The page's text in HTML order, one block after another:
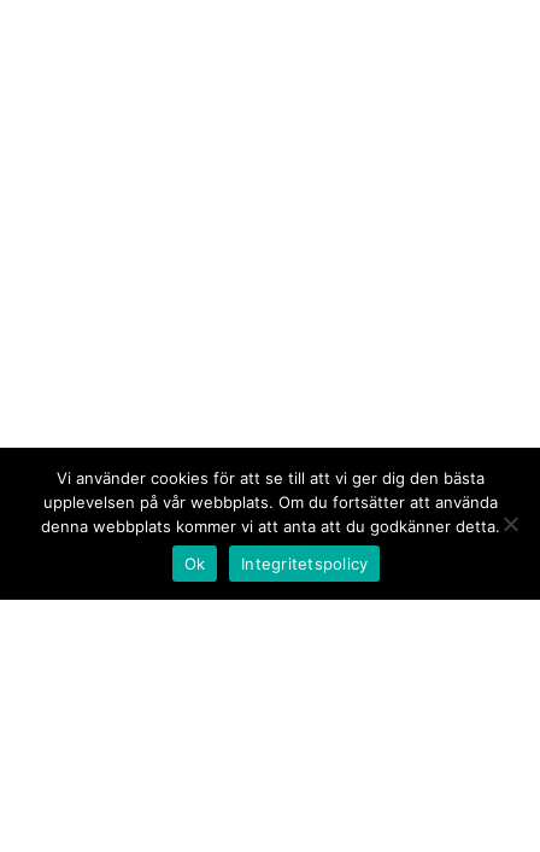
Vi använder cookies för att se till att vi ger dig den bästa
upplevelsen på vår webbplats. Om du fortsätter att använda
denna webbplats kommer vi att anta att du godkänner detta.
Ok
Integritetspolicy